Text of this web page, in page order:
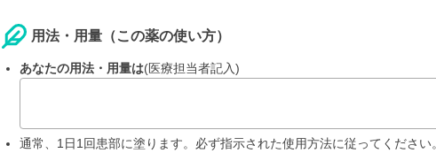
用法・用量（この薬の使い方）
あなたの用法・用量は(医療担当者記入)
通常、1日1回患部に塗ります。必ず指示された使用方法に従ってください。